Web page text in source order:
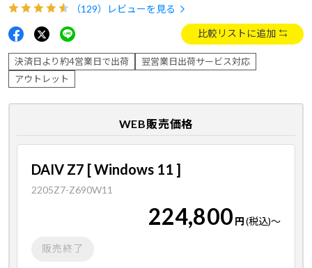
（129） レビューを見る
比較リストに追加
決済日より約4営業日で出荷
翌営業日出荷サービス対応
アウトレット
WEB販売価格
DAIV Z7 [ Windows 11 ]
2205Z7-Z690W11
224,800 円(税込)～
販売終了